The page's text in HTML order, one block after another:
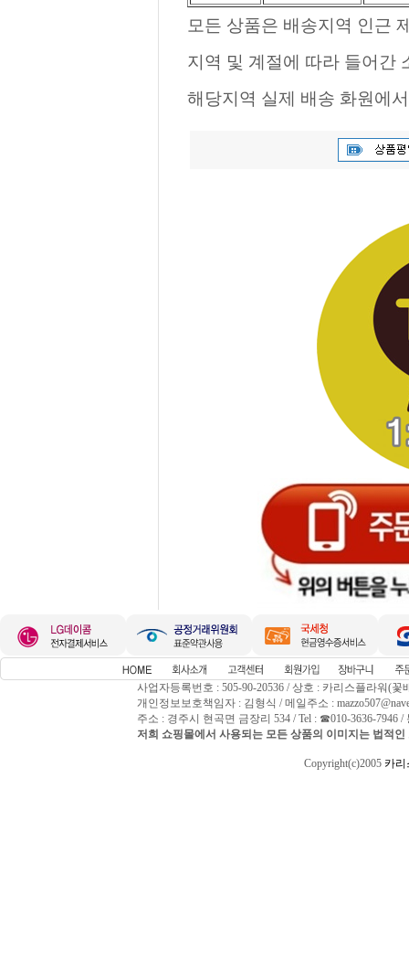
모든 상품은 배송지역 인근
지역 및 계절에 따라 들어간
해당지역 실제 배송 화원에
사업자등록번호 : 505-90-20536 / 상호 : 카리스플라워(꽃
개인정보보호책임자 : 김형식 / 메일주소 :
주소 : 경주시 현곡면 금장리 534 / Tel : ☎010-3636-7946
저희 쇼핑몰에서 사용되는 모든 상품의 이미지는 법적
Copyright(c)2005 카리